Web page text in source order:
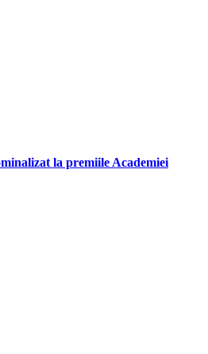
la premiile Academiei